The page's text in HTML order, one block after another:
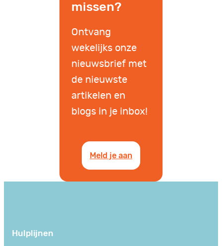
missen?
Ontvang
wekelijks onze
nieuwsbrief met
de nieuwste
artikelen en
blogs in je inbox!
Meld je aan
Hulplijnen